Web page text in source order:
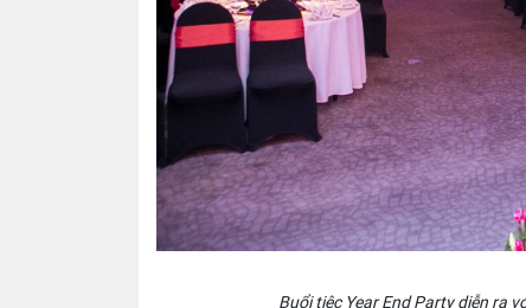
Buổi tiệc Year End Party diễn ra